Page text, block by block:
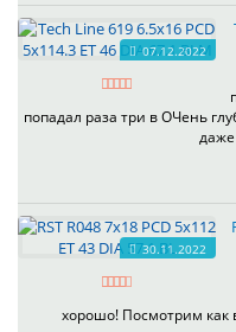
07.12.2022
попадал раза три в ОЧень
30.11.2022
хорошо! Посмотрим как